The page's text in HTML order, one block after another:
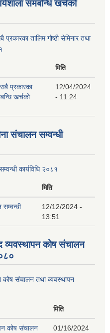
समबन्धि खर्चको
प्रकारका तालिम गोष्ठी सेमिनार तथा
मिति
सबै प्रकारका
खर्चको
12/04/2024
- 11:24
संचालन सम्वन्धी
कार्यविधि २०८१
मिति
सम्वन्धी
12/12/2024 -
13:51
व्यवस्थापन कोष संचालन
कोष संचालन तथा व्यवस्थापन
मिति
कोष संचालन
01/16/2024